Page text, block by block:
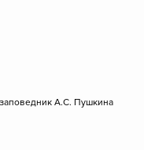
А.С. Пушкина